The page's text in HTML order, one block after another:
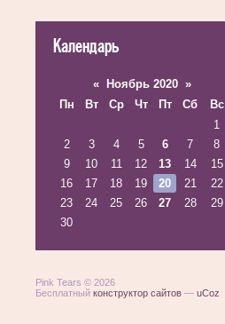
Календарь
« Ноябрь 2020 »
Пн
Вт Ср Чт Пт Сб
Вс
1
2
3 4 5 6 7
8
9
10 11 12 13 14
15
16
17 18 19 20 21
22
23
24 25 26 27 28
29
30
Pink Tears © 2026
Бесплатный конструктор сайтов — uCoz